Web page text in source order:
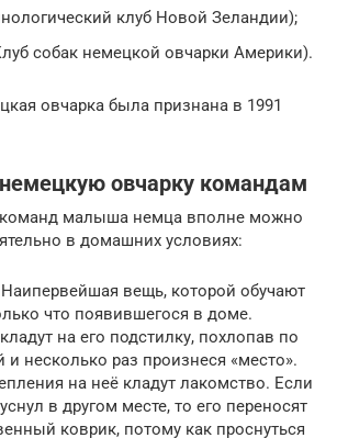
клуб Новой Зеландии);
собак немецкой овчарки Америки).
овчарка была признана в 1991
овчарку командам
малыша немца вполне можно
в домашних условиях:
вещь, которой обучают
что появившегося в доме.
на его подстилку, похлопав по
и несколько раз произнеся «место».
на неё кладут лакомство. Если
в другом месте, то его переносят
коврик, потому как проснуться